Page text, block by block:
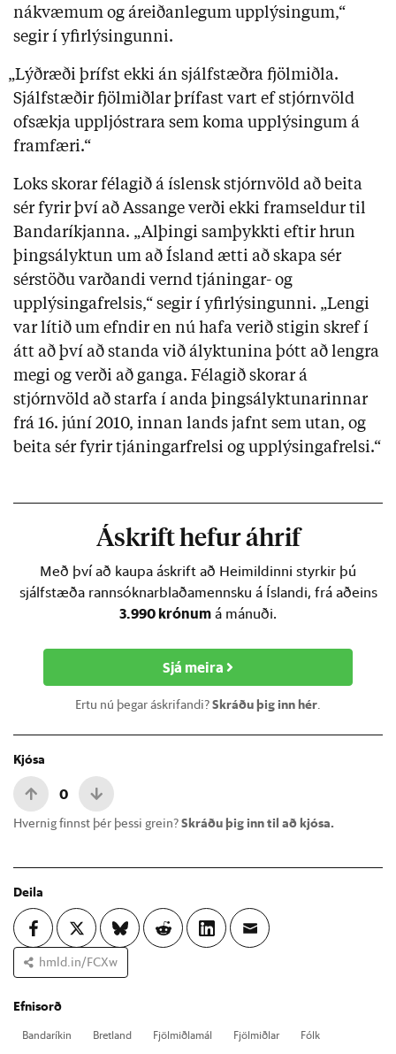
nákvæmum og áreiðanlegum upplýsingum,“
segir í yfirlýsingunni.
„Lýðræði þrífst ekki án sjálfstæðra fjölmiðla.
Sjálfstæðir fjölmiðlar þrífast vart ef stjórnvöld
ofsækja uppljóstrara sem koma upplýsingum á
framfæri.“
Loks skorar félagið á íslensk stjórnvöld að beita
sér fyrir því að Assange verði ekki framseldur til
Bandaríkjanna. „Alþingi samþykkti eftir hrun
þingsályktun um að Ísland ætti að skapa sér
sérstöðu varðandi vernd tjáningar- og
upplýsingafrelsis,“ segir í yfirlýsingunni. „Lengi
var lítið um efndir en nú hafa verið stigin skref í
átt að því að standa við ályktunina þótt að lengra
megi og verði að ganga. Félagið skorar á
stjórnvöld að starfa í anda þingsályktunarinnar
frá 16. júní 2010, innan lands jafnt sem utan, og
beita sér fyrir tjáningarfrelsi og upplýsingafrelsi.“
Áskrift hefur áhrif
Með því að kaupa áskrift að Heimildinni styrkir þú
sjálfstæða rannsóknarblaðamennsku á Íslandi, frá aðeins
3.990 krónum á mánuði.
Sjá meira
Ertu nú þegar áskrifandi?Skráðu þig inn hér.
Kjósa
0
Hvernig finnst þér þessi grein?Skráðu þig inn til að kjósa.
Deila
hmld.in/FCXw
Efnisorð
Banda­rík­in Bret­land Fjöl­miðla­mál Fjöl­miðl­ar Fólk